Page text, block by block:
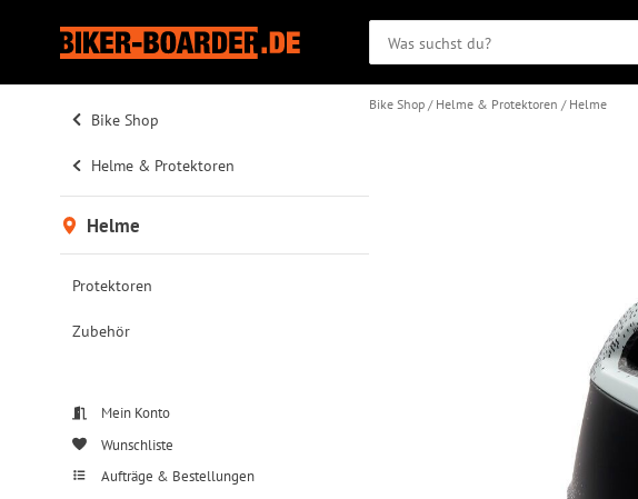
Bike Shop
Helme & Protektoren
Helme
Protektoren
Zubehör
Mein Konto
Wunschliste
Aufträge & Bestellungen
Bike Shop Helme & Protektoren Helme